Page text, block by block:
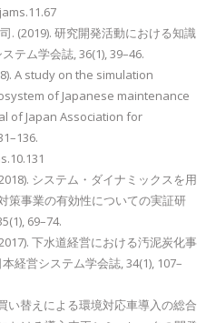
. (2019). 研究開発活動における知識
テム学会誌, 36(1), 39–46.
A study on the simulation
of Japanese maintenance
of Japan Association for
システム・ダイナミックスを用
策事業の有効性についての実証研
69–74.
下水道経営における汚泥炭化事
経営システム学会誌, 34(1), 107–
い替えによる環境対応車導入の総合